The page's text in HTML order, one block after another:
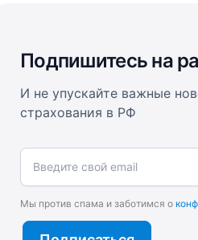
Подпишитесь на
И не упускайте важные
страхования в РФ
Введите свой email
Мы против спама и заботимся о